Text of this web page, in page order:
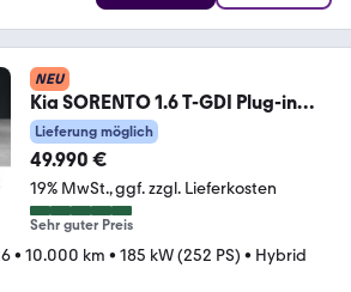
NEU
Kia SORENTO 1.6 T-GDI Plug-in
Hybrid AWD PLUG & RIDE
Lieferung möglich
49.990 €
19% MwSt. ggf. zzgl. Lieferkosten
Sehr guter Preis
• 10.000 km • 185 kW (252 PS) • Hybrid